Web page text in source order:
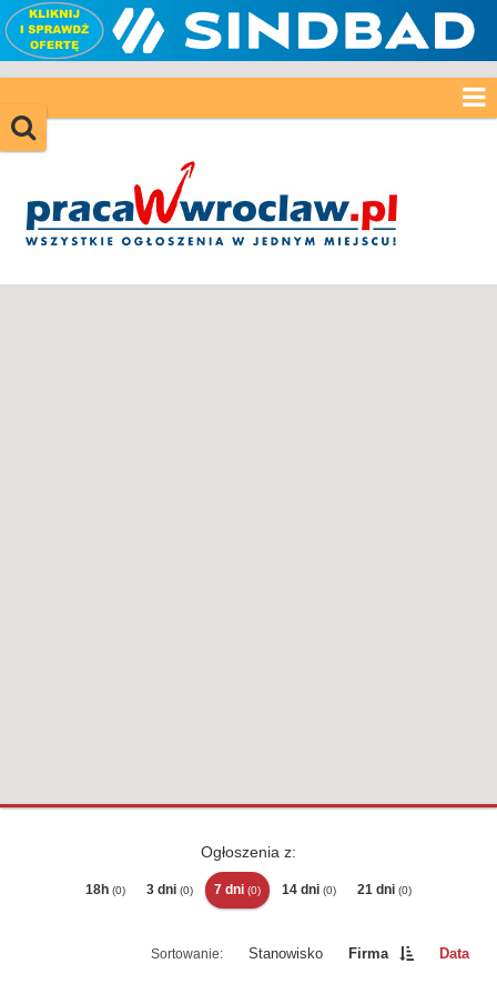
Ogłoszenia z:
18h (0) 3 dni (0) 7 dni (0) 14 dni (0) 21 dni (0)
Stanowisko Firma Data